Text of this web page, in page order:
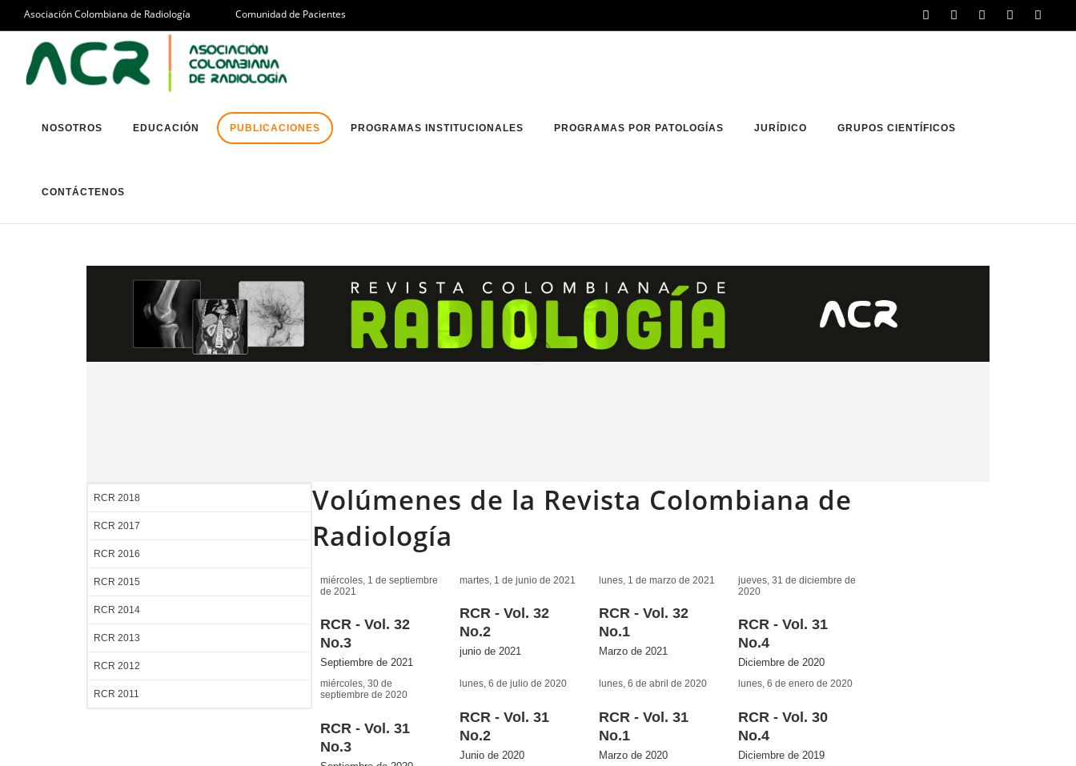
Asociación Colombiana de Radiología Comunidad de Pacientes
NOSOTROS EDUCACIÓN PUBLICACIONES PROGRAMAS INSTITUCIONALES PROGRAMAS POR PATOLOGÍAS JURÍDICO GRUPOS CIENTÍFICOS
CONTÁCTENOS
RCR 2018
RCR 2017
RCR 2016
RCR 2015
RCR 2014
RCR 2013
RCR 2012
RCR 2011
Volúmenes de la Revista Colombiana de
Radiología
miércoles, 1 de septiembre
de 2021
RCR - Vol. 32
No.3
Septiembre de 2021
martes, 1 de junio de 2021
RCR - Vol. 32
No.2
junio de 2021
lunes, 1 de marzo de 2021
RCR - Vol. 32
No.1
Marzo de 2021
jueves, 31 de diciembre de
2020
RCR - Vol. 31
No.4
Diciembre de 2020
miércoles, 30 de
septiembre de 2020
RCR - Vol. 31
No.3
lunes, 6 de julio de 2020
RCR - Vol. 31
No.2
Junio de 2020
lunes, 6 de abril de 2020
RCR - Vol. 31
No.1
Marzo de 2020
lunes, 6 de enero de 2020
RCR - Vol. 30
No.4
Diciembre de 2019